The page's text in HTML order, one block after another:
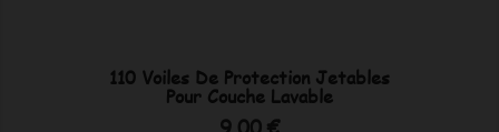
110 Voiles De Protection Jetables
Pour Couche Lavable
Prix